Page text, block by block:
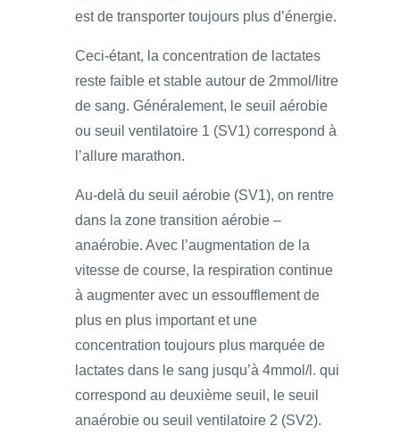
est de transporter toujours plus d’énergie.
Ceci-étant, la concentration de lactates
reste faible et stable autour de 2mmol/litre
de sang. Généralement, le seuil aérobie
ou seuil ventilatoire 1 (SV1) correspond à
l’allure marathon.
Au-delà du seuil aérobie (SV1), on rentre
dans la zone transition aérobie –
anaérobie. Avec l’augmentation de la
vitesse de course, la respiration continue
à augmenter avec un essoufflement de
plus en plus important et une
concentration toujours plus marquée de
lactates dans le sang jusqu’à 4mmol/l. qui
correspond au deuxième seuil, le seuil
anaérobie ou seuil ventilatoire 2 (SV2).